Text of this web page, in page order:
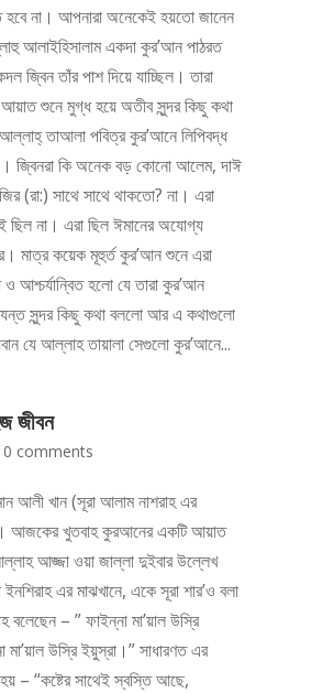
না। আপনারা অনেকেই হয়তো জানেন
আলাইহিসালাম একদা কুর’আন পাঠরত
জ্বিন তাঁর পাশ দিয়ে যাচ্ছিল। তারা
শুনে মুগ্ধ হয়ে অতীব সুন্দর কিছু কথা
তাআলা পবিত্র কুর’আনে লিপিবদ্ধ
জ্বিনরা কি অনেক বড় কোনো আলেম, দাঈ
(রা:) সাথে সাথে থাকতো? না। এরা
ছিল না। এরা ছিল ঈমানের অযোগ্য
মাত্র কয়েক মূহুর্ত কুর’আন শুনে এরা
আশ্চর্যান্বিত হলো যে তারা কুর’আন
সুন্দর কিছু কথা বললো আর এ কথাগুলো
যে আল্লাহ তায়ালা সেগুলো কুর’আনে...
জীবন
0 comments
আলী খান (সূরা আলাম নাশরাহ এর
আজকের খুতবাহ কুরআনের একটি আয়াত
আজ্জা ওয়া জাল্লা দুইবার উল্লেখ
এর মাঝখানে, একে সূরা শার’ও বলা
– ” ফাইন্না মা’য়াল উস্রি
মা’য়াল উস্রি ইয়ুস্রা।” সাধারণত এর
– “কষ্টের সাথেই স্বস্তি আছে,